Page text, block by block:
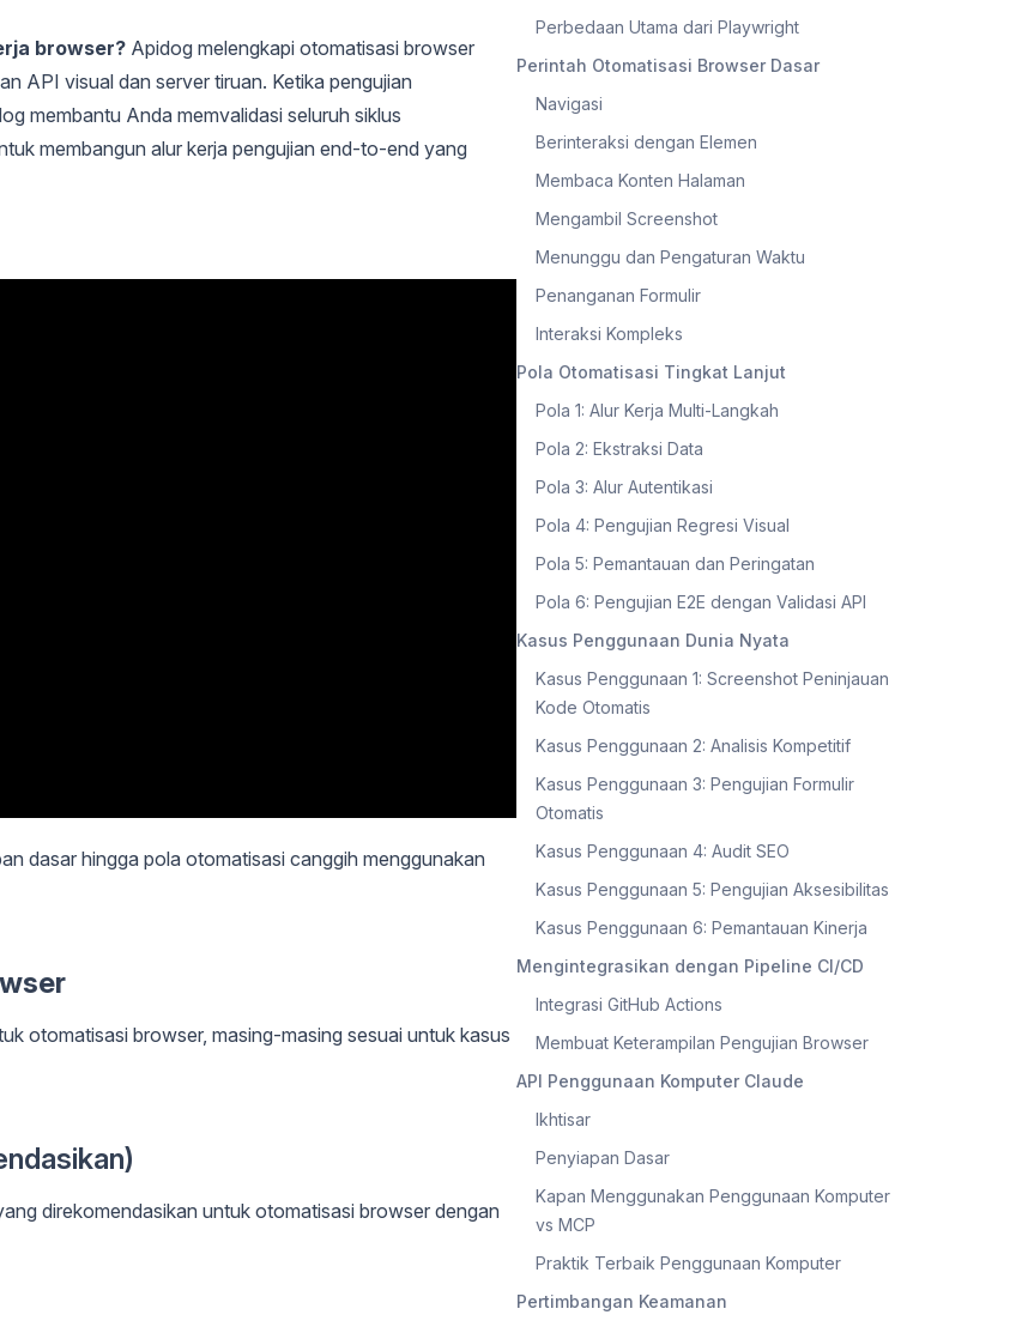
browser? Apidog melengkapi otomatisasi browser
API visual dan server tiruan. Ketika pengujian
membantu Anda memvalidasi seluruh siklus
membangun alur kerja pengujian end-to-end yang
dasar hingga pola otomatisasi canggih menggunakan
otomatisasi browser, masing-masing sesuai untuk kasus
direkomendasikan untuk otomatisasi browser dengan
Perbedaan Utama dari Playwright
Perintah Otomatisasi Browser Dasar
Navigasi
Berinteraksi dengan Elemen
Membaca Konten Halaman
Mengambil Screenshot
Menunggu dan Pengaturan Waktu
Penanganan Formulir
Interaksi Kompleks
Pola Otomatisasi Tingkat Lanjut
Pola 1: Alur Kerja Multi-Langkah
Pola 2: Ekstraksi Data
Pola 3: Alur Autentikasi
Pola 4: Pengujian Regresi Visual
Pola 5: Pemantauan dan Peringatan
Pola 6: Pengujian E2E dengan Validasi API
Kasus Penggunaan Dunia Nyata
Kasus Penggunaan 1: Screenshot Peninjauan
Kode Otomatis
Kasus Penggunaan 2: Analisis Kompetitif
Kasus Penggunaan 3: Pengujian Formulir
Otomatis
Kasus Penggunaan 4: Audit SEO
Kasus Penggunaan 5: Pengujian Aksesibilitas
Kasus Penggunaan 6: Pemantauan Kinerja
Mengintegrasikan dengan Pipeline CI/CD
Integrasi GitHub Actions
Membuat Keterampilan Pengujian Browser
API Penggunaan Komputer Claude
Ikhtisar
Penyiapan Dasar
Kapan Menggunakan Penggunaan Komputer
vs MCP
Praktik Terbaik Penggunaan Komputer
Pertimbangan Keamanan